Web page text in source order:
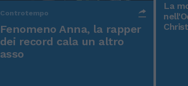
Controtempo
Fenomeno Anna, la rapper
dei record cala un altro
asso
La